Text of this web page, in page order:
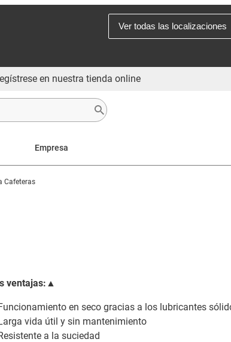
Ver todas las localizaciones
en nuestra tienda online
Empresa
Cafeteras
ventajas:▲
en seco gracias a los lubricantes
vida útil y sin mantenimiento
a la suciedad